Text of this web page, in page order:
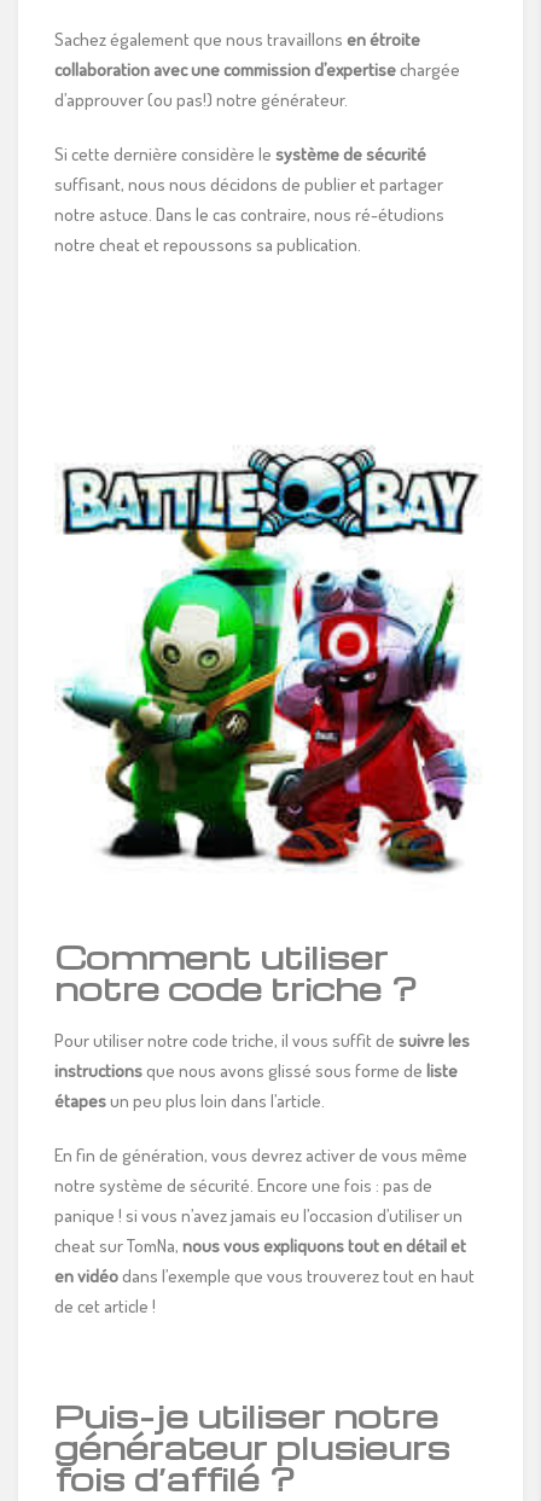
Sachez également que nous travaillons en étroite
collaboration avec une commission d’expertisechargée
d’approuver (ou pas!) notre générateur.
Si cette dernière considère le système de sécurité
suffisant, nous nous décidons de publier et partager
notre astuce. Dans le cas contraire, nous ré-étudions
notre cheat et repoussons sa publication.
Comment utiliser
notre code triche ?
Pour utiliser notre code triche, il vous suffit de suivre les
instructionsque nous avons glissé sous forme de liste
étapesun peu plus loin dans l’article.
En fin de génération, vous devrez activer de vous même
notre système de sécurité. Encore une fois : pas de
panique ! si vous n’avez jamais eu l’occasion d’utiliser un
cheat sur TomNa, nous vous expliquons tout en détail et
en vidéodans l’exemple que vous trouverez tout en haut
de cet article !
Puis-je utiliser notre
générateur plusieurs
fois d’affilé ?